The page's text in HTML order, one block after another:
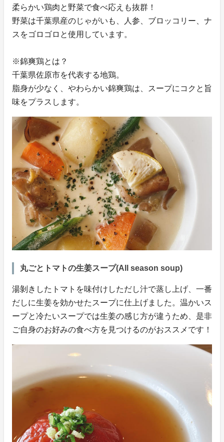
柔らかい鶏肉と野菜で食べ応えも抜群！
野菜は千葉県産のじゃがいも、人参、ブロッコリー、ナ
スをゴロゴロと使用しています。
※錦爽鶏とは？
千葉県佐原市を代表する地鶏。
脂身が少なく、やわらかい錦爽鶏は、スープにコクと旨
味をプラスします。
丸ごとトマトの生姜スープ(All season soup)
湯剝きしたトマトを味付けしただし汁で蒸し上げ、一番
だしに生姜を効かせたスープに仕上げました。温かいス
ープと冷たいスープでは生姜の感じ方が違うため、是非
ご自身のお好みの食べ方を見つけるのがおススメです！